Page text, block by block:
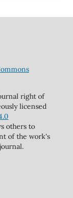
right of
licensed
others to
of the work's